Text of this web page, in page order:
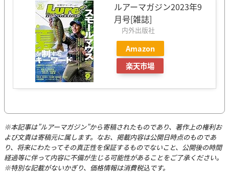
ルアーマガジン2023年9
月号[雑誌]
内外出版社
Amazon
楽天市場
※本記事は”ルアーマガジン”から寄稿されたものであり、著作上の権利お
よび文責は寄稿元に属します。なお、掲載内容は公開日時点のものであ
り、将来にわたってその真正性を保証するものでないこと、公開後の時間
経過等に伴って内容に不備が生じる可能性があることをご了承ください。
※特別な記載がないかぎり、価格情報は消費税込です。